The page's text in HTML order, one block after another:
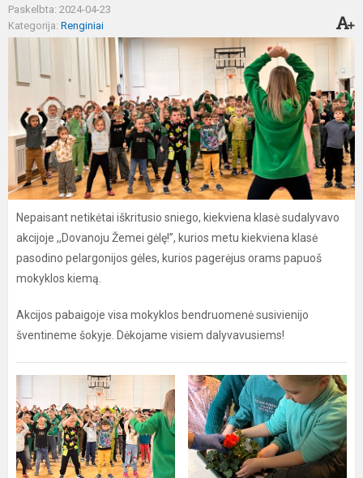
Paskelbta: 2024-04-23
Kategorija: Renginiai
Nepaisant netikėtai iškritusio sniego, kiekviena klasė sudalyvavo
akcijoje ,,Dovanoju Žemei gėlę!”, kurios metu kiekviena klasė
pasodino pelargonijos gėles, kurios pagerėjus orams papuoš
mokyklos kiemą.
Akcijos pabaigoje visa mokyklos bendruomenė susivienijo
šventineme šokyje. Dėkojame visiem dalyvavusiems!